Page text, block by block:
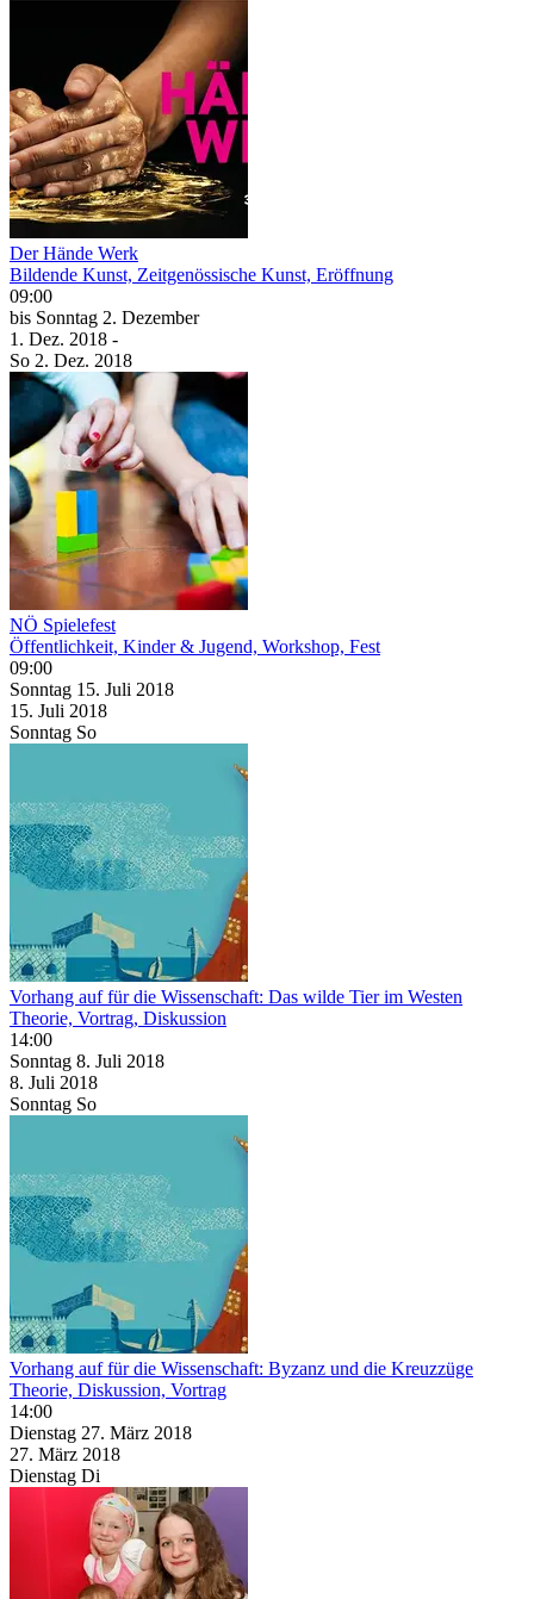
Der Hände Werk
Bildende Kunst, Zeitgenössische Kunst, Eröffnung
09:00
bis Sonntag 2. Dezember
1. Dez. 2018 -
So 2. Dez. 2018
NÖ Spielefest
Öffentlichkeit, Kinder & Jugend, Workshop, Fest
09:00
Sonntag 15. Juli 2018
15. Juli 2018
Sonntag So
Vorhang auf für die Wissenschaft: Das wilde Tier im Westen
Theorie, Vortrag, Diskussion
14:00
Sonntag 8. Juli 2018
8. Juli 2018
Sonntag So
Vorhang auf für die Wissenschaft: Byzanz und die Kreuzzüge
Theorie, Diskussion, Vortrag
14:00
Dienstag 27. März 2018
27. März 2018
Dienstag Di